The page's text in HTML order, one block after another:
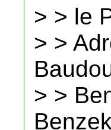
> > le
> >
> >